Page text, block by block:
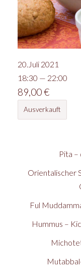
Pita
Orientalischer
Ful
Hummus –
20.Juli 2021
18:30 — 22:00
89,00€
Ausverkauft